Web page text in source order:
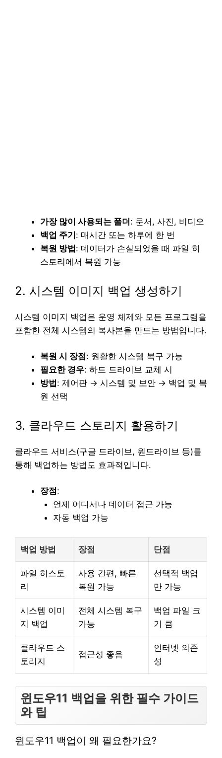
가장 많이 사용되는 폴더 : 문서, 사진, 비디오
백업 주기 : 매시간 또는 하루에 한 번
복원 방법 : 데이터가 손실되었을 때 파일 히
스토리에서 복원 가능
2. 시스템 이미지 백업 생성하기
시스템 이미지 백업은 운영 체제와 모든 프로그램을
포함한 전체 시스템의 복사본을 만드는 방법입니다.
복원 시 장점: 원활한 시스템 복구 가능
필요한 경우: 하드 드라이브 교체 시
방법 : 제어판 → 시스템 및 보안 → 백업 및 복
원 선택
3. 클라우드 스토리지 활용하기
클라우드 서비스(구글 드라이브, 원드라이브 등)를
통해 백업하는 방법도 효과적입니다.
장점:
언제 어디서나 데이터 접근 가능
자동 백업 가능
백업 방법 장점 단점
파일 히스토
리
사용 간편, 빠른
복원 가능
선택적 백업
만 가능
시스템 이미
지 백업
전체 시스템 복구
가능
백업 파일 크
기 큼
클라우드 스
토리지
접근성 좋음
인터넷 의존
성
윈도우11 백업을 위한 필수 가이드
와 팁
윈도우11 백업이 왜 필요한가요?